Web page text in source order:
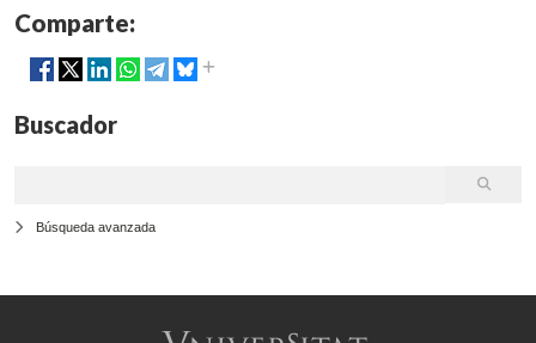
Comparte:
Buscador
Búsqueda avanzada